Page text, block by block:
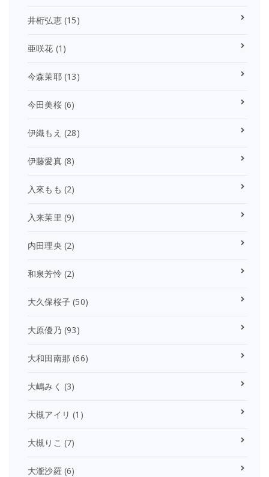
井桁弘恵(15)
亜咲花 (1)
今森茉耶(13)
今田美桜(6)
伊織もえ (28)
伊藤愛真(8)
入來もも (2)
入来茉里 (9)
内田理央 (2)
和泉芳怜 (2)
大久保桜子 (50)
大原優乃 (93)
大和田南那 (66)
大嶋みく (3)
大槻アイリ (1)
大槻りこ (7)
大瀧沙羅 (6)